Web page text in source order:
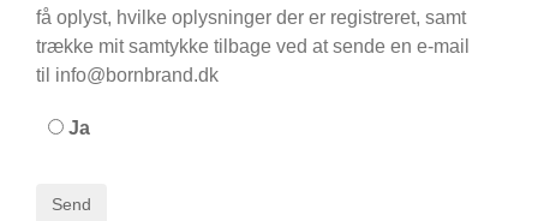
få oplyst, hvilke oplysninger der er registreret, samt
trække mit samtykke tilbage ved at sende en e-mail
til info@bornbrand.dk
Ja